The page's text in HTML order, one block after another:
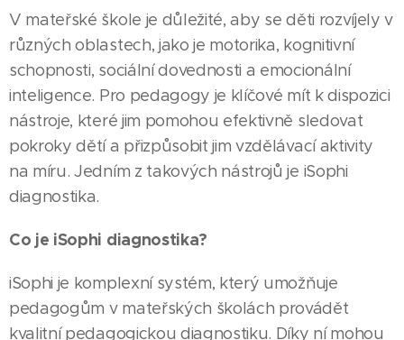
V mateřské škole je důležité, aby se děti rozvíjely v
různých oblastech, jako je motorika, kognitivní
schopnosti, sociální dovednosti a emocionální
inteligence. Pro pedagogy je klíčové mít k dispozici
nástroje, které jim pomohou efektivně sledovat
pokroky dětí a přizpůsobit jim vzdělávací aktivity
na míru. Jedním z takových nástrojů je iSophi
diagnostika.
Co je iSophi diagnostika?
iSophi je komplexní systém, který umožňuje
pedagogům v mateřských školách provádět
kvalitní pedagogickou diagnostiku. Díky ní mohou